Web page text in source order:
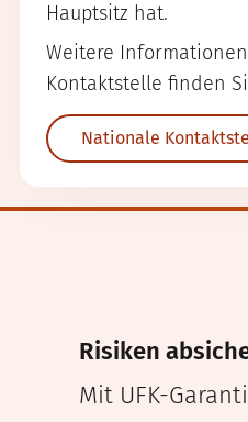
Hauptsitz hat.
Weitere
Kontaktstelle finden
Risiken
Mit UFK-